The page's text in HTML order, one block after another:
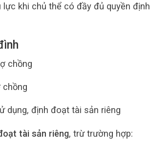
khi chủ thể có đầy đủ quyền định
chồng
chồng
dụng, định đoạt tài sản riêng
tài sản riêng, trừ trường hợp: